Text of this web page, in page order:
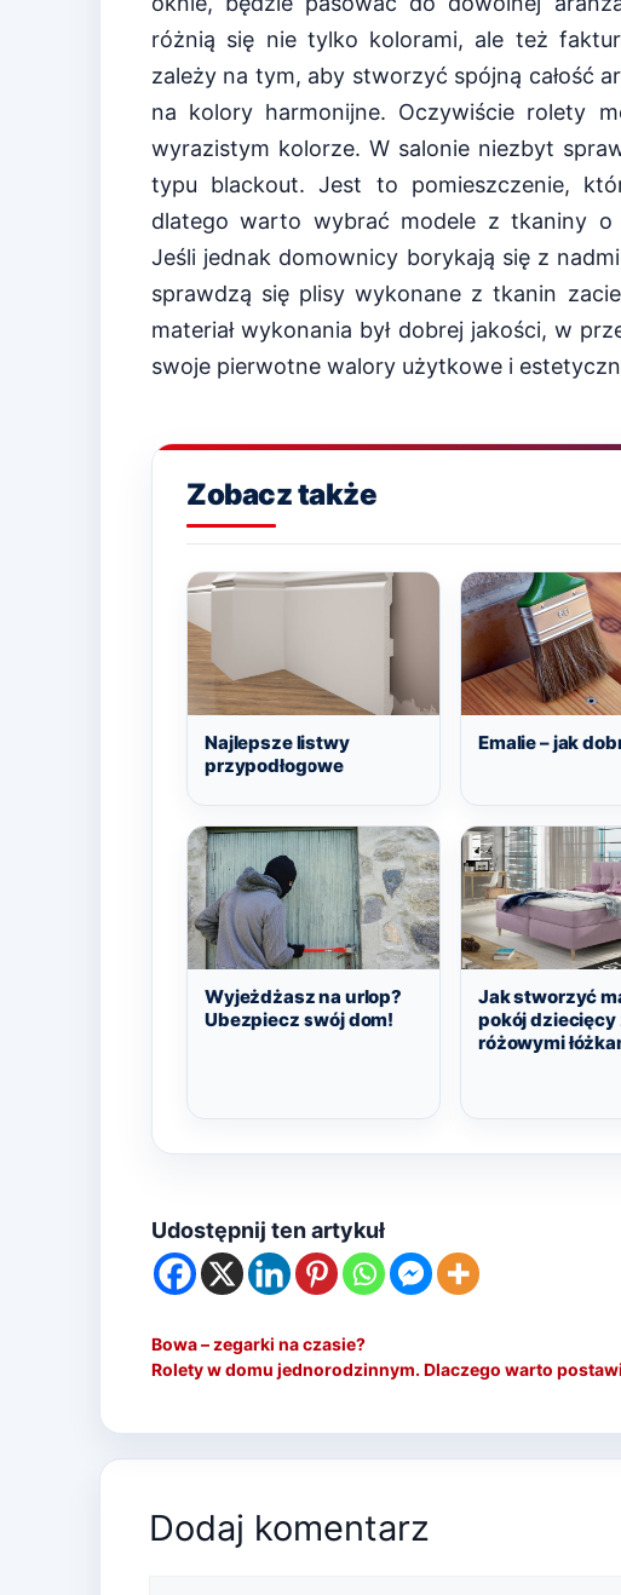
różnią się nie tylko kolorami, ale też
zależy na tym, aby stworzyć spójną całość
na kolory harmonijne. Oczywiście rolety
wyrazistym kolorze. W salonie niezbyt
typu blackout. Jest to pomieszczenie,
dlatego warto wybrać modele z tkaniny o
Jeśli jednak domownicy borykają się z
sprawdzą się plisy wykonane z tkanin
materiał wykonania był dobrej jakości, w
swoje pierwotne walory użytkowe i
Zobacz także
Najlepsze listwy
przypodłogowe
Emalie – jak
Wyjeżdżasz na urlop?
Ubezpiecz swój dom!
Jak stworzyć
pokój dziecięcy
różowymi
Udostępnij ten artykuł
Bowa – zegarki na czasie?
Rolety w domu jednorodzinnym. Dlaczego warto
Dodaj komentarz